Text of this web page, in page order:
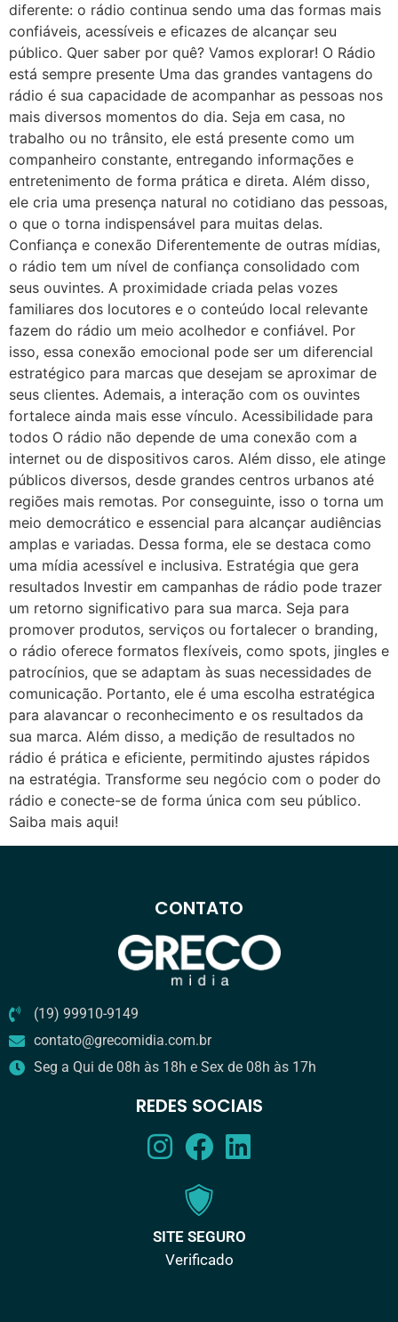
diferente: o rádio continua sendo uma das formas mais
confiáveis, acessíveis e eficazes de alcançar seu
público. Quer saber por quê? Vamos explorar! O Rádio
está sempre presente Uma das grandes vantagens do
rádio é sua capacidade de acompanhar as pessoas nos
mais diversos momentos do dia. Seja em casa, no
trabalho ou no trânsito, ele está presente como um
companheiro constante, entregando informações e
entretenimento de forma prática e direta. Além disso,
ele cria uma presença natural no cotidiano das pessoas,
o que o torna indispensável para muitas delas.
Confiança e conexão Diferentemente de outras mídias,
o rádio tem um nível de confiança consolidado com
seus ouvintes. A proximidade criada pelas vozes
familiares dos locutores e o conteúdo local relevante
fazem do rádio um meio acolhedor e confiável. Por
isso, essa conexão emocional pode ser um diferencial
estratégico para marcas que desejam se aproximar de
seus clientes. Ademais, a interação com os ouvintes
fortalece ainda mais esse vínculo. Acessibilidade para
todos O rádio não depende de uma conexão com a
internet ou de dispositivos caros. Além disso, ele atinge
públicos diversos, desde grandes centros urbanos até
regiões mais remotas. Por conseguinte, isso o torna um
meio democrático e essencial para alcançar audiências
amplas e variadas. Dessa forma, ele se destaca como
uma mídia acessível e inclusiva. Estratégia que gera
resultados Investir em campanhas de rádio pode trazer
um retorno significativo para sua marca. Seja para
promover produtos, serviços ou fortalecer o branding,
o rádio oferece formatos flexíveis, como spots, jingles e
patrocínios, que se adaptam às suas necessidades de
comunicação. Portanto, ele é uma escolha estratégica
para alavancar o reconhecimento e os resultados da
sua marca. Além disso, a medição de resultados no
rádio é prática e eficiente, permitindo ajustes rápidos
na estratégia. Transforme seu negócio com o poder do
rádio e conecte-se de forma única com seu público.
Saiba mais aqui!
CONTATO
(19) 99910-9149
contato@grecomidia.com.br
Seg a Qui de 08h às 18h e Sex de 08h às 17h
REDES SOCIAIS
SITE SEGURO
Verificado